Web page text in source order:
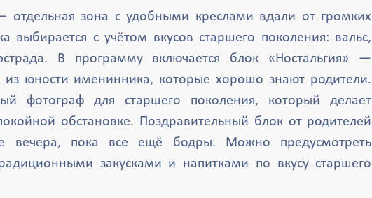
отдельная зона с удобными креслами вдали от громких
выбирается с учётом вкусов старшего поколения: вальс,
В программу включается блок «Ностальгия» —
из юности именинника, которые хорошо знают родители.
фотограф для старшего поколения, который делает
обстановке. Поздравительный блок от родителей
вечера, пока все ещё бодры. Можно предусмотреть
закусками и напитками по вкусу старшего